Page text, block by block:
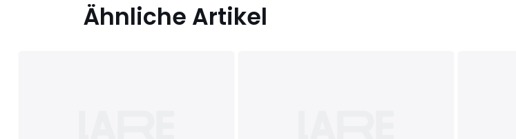
Ähnliche Artikel